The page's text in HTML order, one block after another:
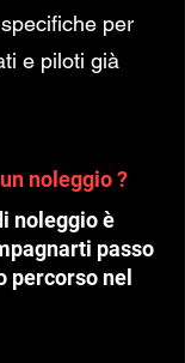
per
e piloti già
noleggio ?
noleggio è
passo
percorso nel